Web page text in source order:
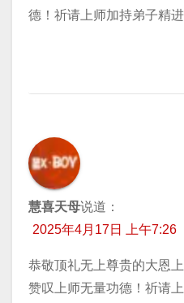
德！祈请上师加持弟子精
慧喜天母说道：
2025年4月17日 上午7:26
恭敬顶礼无上尊贵的大恩
赞叹上师无量功德！祈请